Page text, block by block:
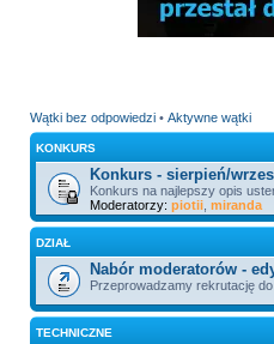
Wątki bez odpowiedzi• Aktywne wątki
KONKURS
Konkurs - sierpień/
Konkurs na najlepszy opis
Moderatorzy: piotii, miranda
DZIAŁ
Nabór moderatorów -
Przeprowadzamy rekrutację
TECHNICZNE